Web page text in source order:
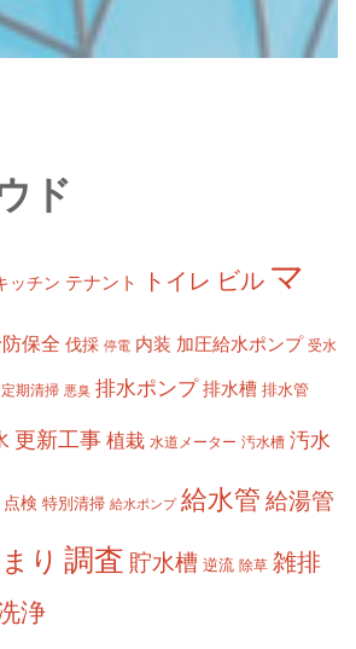
ド
ッチン テナント トイレ ビル マ
保全 伐採 停電 内装 加圧給水ポンプ 受水
定期清掃 悪臭 排水ポンプ 排水槽 排水管
更新工事 植栽 水道メーター 汚水槽 汚水
点検 特別清掃 給水ポンプ 給水管 給湯管
り 調査 貯水槽 逆流 除草 雑排
浄